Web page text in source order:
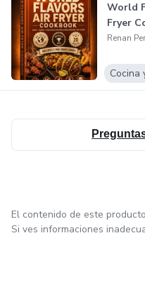
World
Fryer
Renan
El contenido de este
Si ves informaciones